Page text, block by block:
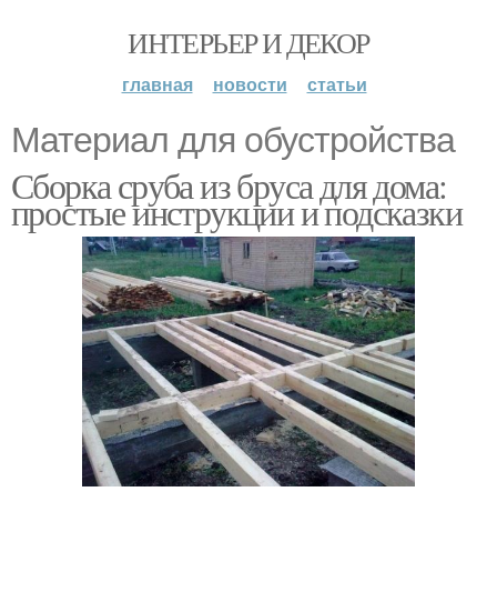
ИНТЕРЬЕР И ДЕКОР
главная новости статьи
Материал для обустройства
Сборка сруба из бруса для дома:
простые инструкции и подсказки